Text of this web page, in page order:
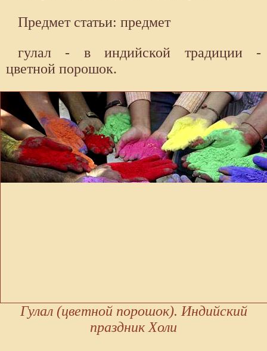
Предмет статьи: предмет
гулал - в индийской традиции -
цветной порошок.
Гулал (цветной порошок). Индийский
праздник Холи